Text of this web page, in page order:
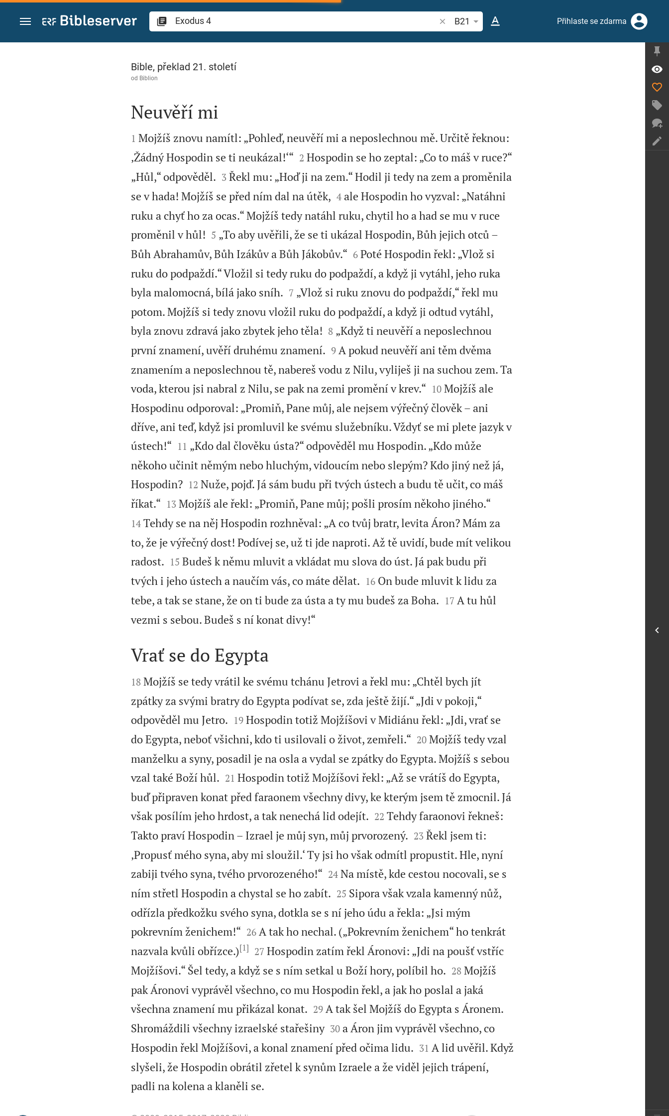
Přejít na obsah
Vyhledat biblický verš nebo slovo
B21 Přihlaste se zdarma
Exodus 4
Bible, překlad 21. století
od Biblion

Neuvěří mi

1 Mojžíš znovu namítl: „Pohleď, neuvěří mi a neposlechnou mě. Určitě řeknou:
‚Žádný Hospodin se ti neukázal!‘“
2 Hospodin se ho zeptal: „Co to máš v ruce?“
„Hůl,“ odpověděl.
3 Řekl mu: „Hoď ji na zem.“ Hodil ji tedy na zem a proměnila
se v hada! Mojžíš se před ním dal na útěk,
4 ale Hospodin ho vyzval: „Natáhni
ruku a chyť ho za ocas.“ Mojžíš tedy natáhl ruku, chytil ho a had se mu v ruce
proměnil v hůl!
5 „To aby uvěřili, že se ti ukázal Hospodin, Bůh jejich otců –
Bůh Abrahamův, Bůh Izákův a Bůh Jákobův.“
6 Poté Hospodin řekl: „Vlož si
ruku do podpaždí.“ Vložil si tedy ruku do podpaždí, a když ji vytáhl, jeho ruka
byla malomocná, bílá jako sníh.
7 „Vlož si ruku znovu do podpaždí,“ řekl mu
potom. Mojžíš si tedy znovu vložil ruku do podpaždí, a když ji odtud vytáhl,
byla znovu zdravá jako zbytek jeho těla!
8 „Když ti neuvěří a neposlechnou
první znamení, uvěří druhému znamení.
9 A pokud neuvěří ani těm dvěma
znamením a neposlechnou tě, nabereš vodu z Nilu, vyliješ ji na suchou zem. Ta
voda, kterou jsi nabral z Nilu, se pak na zemi promění v krev.“
10 Mojžíš ale
Hospodinu odporoval: „Promiň, Pane můj, ale nejsem výřečný člověk – ani
dříve, ani teď, když jsi promluvil ke svému služebníku. Vždyť se mi plete jazyk v
ústech!“
11 „Kdo dal člověku ústa?“ odpověděl mu Hospodin. „Kdo může
někoho učinit němým nebo hluchým, vidoucím nebo slepým? Kdo jiný než já,
Hospodin?
12 Nuže, pojď. Já sám budu při tvých ústech a budu tě učit, co máš
říkat.“
13 Mojžíš ale řekl: „Promiň, Pane můj; pošli prosím někoho jiného.“
14 Tehdy se na něj Hospodin rozhněval: „A co tvůj bratr, levita Áron? Mám za
to, že je výřečný dost! Podívej se, už ti jde naproti. Až tě uvidí, bude mít velikou
radost.
15 Budeš k němu mluvit a vkládat mu slova do úst. Já pak budu při
tvých i jeho ústech a naučím vás, co máte dělat.
16 On bude mluvit k lidu za
tebe, a tak se stane, že on ti bude za ústa a ty mu budeš za Boha.
17 A tu hůl
vezmi s sebou. Budeš s ní konat divy!“

Vrať se do Egypta

18 Mojžíš se tedy vrátil ke svému tchánu Jetrovi a řekl mu: „Chtěl bych jít
zpátky za svými bratry do Egypta podívat se, zda ještě žijí.“ „Jdi v pokoji,“
odpověděl mu Jetro.
19 Hospodin totiž Mojžíšovi v Midiánu řekl: „Jdi, vrať se
do Egypta, neboť všichni, kdo ti usilovali o život, zemřeli.“
20 Mojžíš tedy vzal
manželku a syny, posadil je na osla a vydal se zpátky do Egypta. Mojžíš s sebou
vzal také Boží hůl.
21 Hospodin totiž Mojžíšovi řekl: „Až se vrátíš do Egypta,
buď připraven konat před faraonem všechny divy, ke kterým jsem tě zmocnil. Já
však posílím jeho hrdost, a tak nenechá lid odejít.
22 Tehdy faraonovi řekneš:
Takto praví Hospodin – Izrael je můj syn, můj prvorozený.
23 Řekl jsem ti:
‚Propusť mého syna, aby mi sloužil.‘ Ty jsi ho však odmítl propustit. Hle, nyní
zabiji tvého syna, tvého prvorozeného!“
24 Na místě, kde cestou nocovali, se s
ním střetl Hospodin a chystal se ho zabít.
25 Sipora však vzala kamenný nůž,
odřízla předkožku svého syna, dotkla se s ní jeho údu a řekla: „Jsi mým
pokrevním ženichem!“
26 A tak ho nechal. („Pokrevním ženichem“ ho tenkrát
nazvala kvůli obřízce.)[1]
27 Hospodin zatím řekl Áronovi: „Jdi na poušť vstříc
Mojžíšovi.“ Šel tedy, a když se s ním setkal u Boží hory, políbil ho.
28 Mojžíš
pak Áronovi vyprávěl všechno, co mu Hospodin řekl, a jak ho poslal a jaká
všechna znamení mu přikázal konat.
29 A tak šel Mojžíš do Egypta s Áronem.
Shromáždili všechny izraelské stařešiny
30 a Áron jim vyprávěl všechno, co
Hospodin řekl Mojžíšovi, a konal znamení před očima lidu.
31 A lid uvěřil. Když
slyšeli, že Hospodin obrátil zřetel k synům Izraele a že viděl jejich trápení,
padli na kolena a klaněli se.